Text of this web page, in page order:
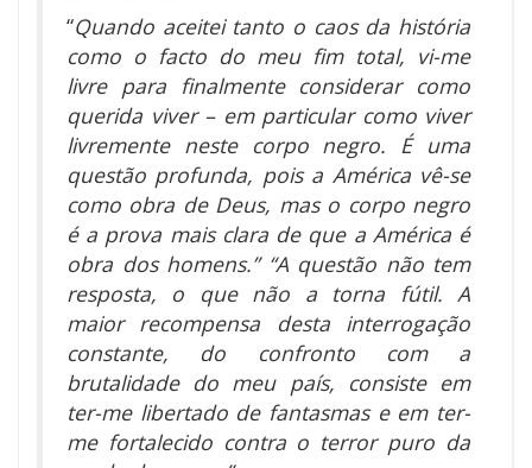
“Quando aceitei tanto o caos da história
como o facto do meu fim total, vi-me
livre para finalmente considerar como
querida viver – em particular como viver
livremente neste corpo negro. É uma
questão profunda, pois a América vê-se
como obra de Deus, mas o corpo negro
é a prova mais clara de que a América é
obra dos homens.” “A questão não tem
resposta, o que não a torna fútil. A
maior recompensa desta interrogação
constante, do confronto com a
brutalidade do meu país, consiste em
ter-me libertado de fantasmas e em ter-
me fortalecido contra o terror puro da